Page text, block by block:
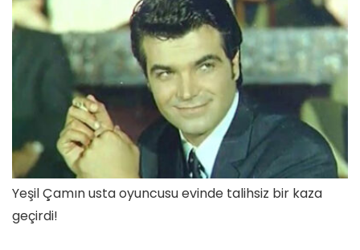
Yeşil Çamın usta oyuncusu evinde talihsiz bir kaza
geçirdi!